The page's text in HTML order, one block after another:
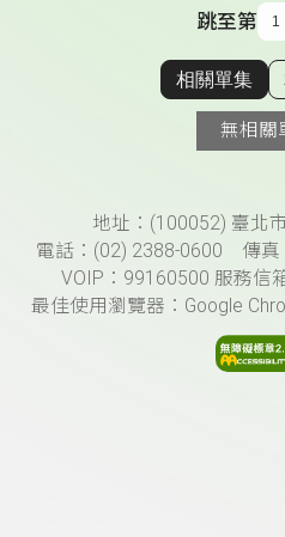
跳至第
相關單集
無相關
頁尾資訊地址：(100052) 臺北
電話：(02) 2388-0600 傳真
VOIP：99160500 服務信
最佳使用瀏覽器：Google